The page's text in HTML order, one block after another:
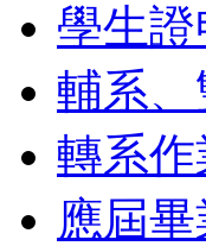
學生
輔系
轉系作
應屆